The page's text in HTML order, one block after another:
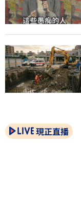
現正直播